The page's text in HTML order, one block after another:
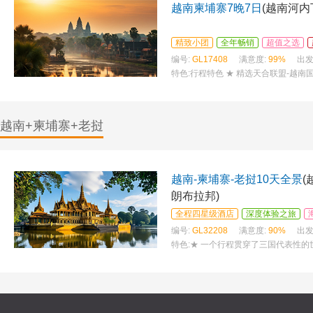
越南柬埔寨7晚7日 (越南河
精致小团 全年畅销 超值之选
编号: GL17408 满意度: 99%
出
特色:行程特色 ★ 精选天合联盟-越南
越南+柬埔寨+老挝
越南-柬埔寨-老挝10天全景(
朗布拉邦)
全程四星级酒店 深度体验之旅
编号: GL32208 满意度: 90%
出
特色:★ 一个行程贯穿了三国代表性的